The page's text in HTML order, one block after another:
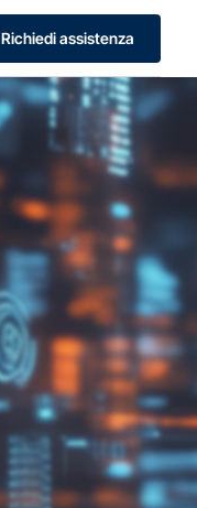
Richiedi assistenza